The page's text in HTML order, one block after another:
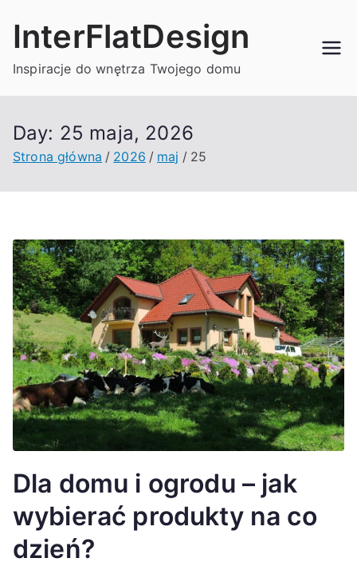
InterFlatDesign
Inspiracje do wnętrza Twojego domu
Day: 25 maja, 2026
Strona główna 2026 maj 25
Dla domu i ogrodu – jak
wybierać produkty na co
dzień?